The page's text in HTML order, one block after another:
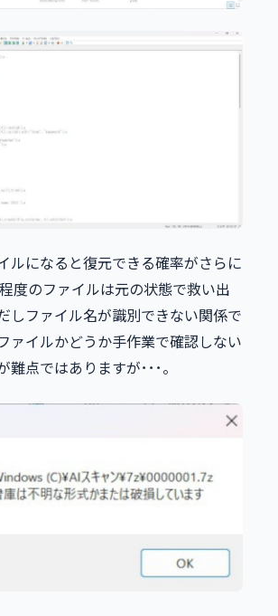
ルになると復元できる確率がさらに
度のファイルは元の状態で救い出
しファイル名が識別できない関係で
ァイルかどうか手作業で確認しない
難点ではありますが･･･。